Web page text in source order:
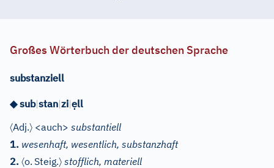
Großes Wörterbuch der deutschen Sprache
substanziell
◆sub|stan|zi|ẹll
〈Adj.〉 <auch> substantiell
1. wesenhaft, wesentlich, substanzhaft
2. 〈o. Steig.〉 stofflich, materiell